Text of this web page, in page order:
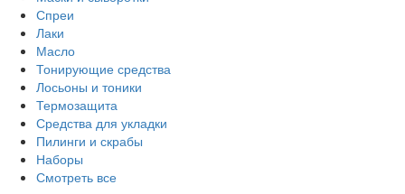
Спреи
Лаки
Масло
Тонирующие средства
Лосьоны и тоники
Термозащита
Средства для укладки
Пилинги и скрабы
Наборы
Смотреть все